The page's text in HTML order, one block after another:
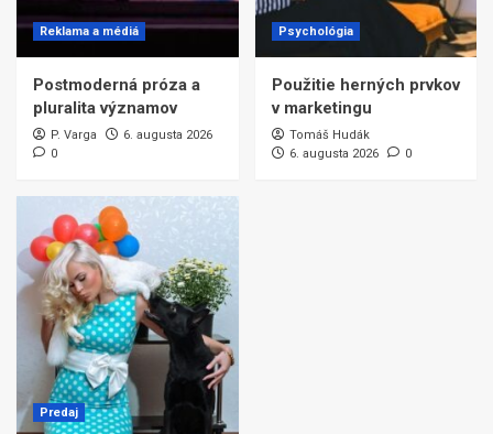
Reklama a médiá
Postmoderná próza a
pluralita významov
P. Varga
6. augusta 2026
0
Psychológia
Použitie herných prvkov
v marketingu
Tomáš Hudák
6. augusta 2026
0
Predaj